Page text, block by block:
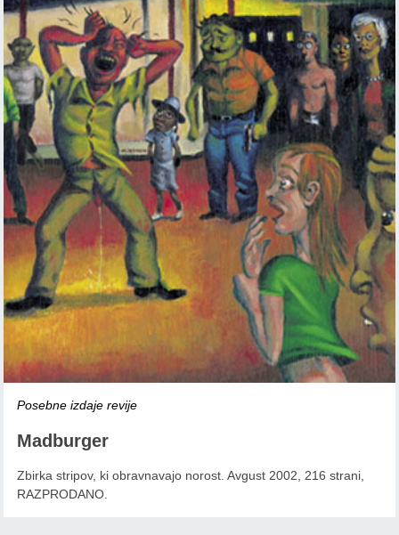
Posebne izdaje revije
Madburger
Zbirka stripov, ki obravnavajo norost. Avgust 2002, 216 strani,
RAZPRODANO.